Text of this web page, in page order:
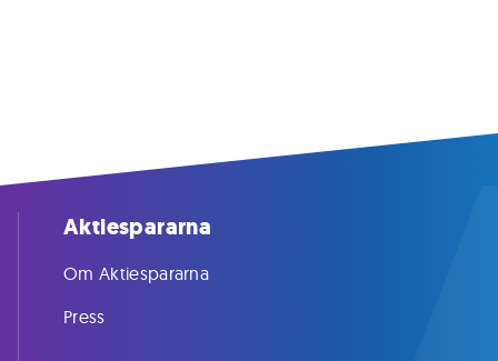
Aktiespararna
Om Aktiespararna
Press